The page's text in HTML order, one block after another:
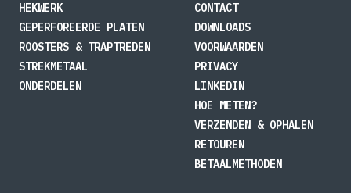
HEKWERK
GEPERFOREERDE PLATEN
ROOSTERS & TRAPTREDEN
STREKMETAAL
ONDERDELEN
CONTACT
DOWNLOADS
VOORWAARDEN
PRIVACY
LINKEDIN
HOE METEN?
VERZENDEN & OPHALEN
RETOUREN
BETAALMETHODEN